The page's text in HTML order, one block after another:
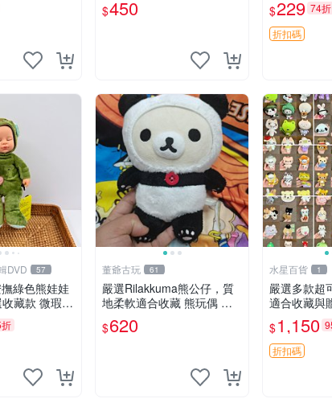
豆袋、抱
$450
紀念 金屬搖
薦 長頸鹿 抓
$229 74折
折扣碼
DVD 57
綠色熊娃娃
藏款 微瑕輕
綠熊娃娃 中
董爺古玩 61
嚴選Rilakkuma熊公仔，質
地柔軟適合收藏 熊玩偶 柔
軟 公仔 收藏
$620
水星百貨 1
嚴選多款超
適合收藏與
抱枕、公仔
$1,150
折扣碼